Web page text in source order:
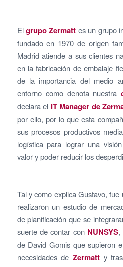
Elgrupo Zermatt es un grupo
fundado en 1970 de origen
Madrid atiende a sus clientes
en la fabricación de embalaje
de la importancia del medio
entorno como denota nuestra
declara el IT Manager de
por ello, por lo que esta
sus procesos productivos
logística para lograr una
valor y poder reducir los
Tal y como explica Gustavo,
realizaron un estudio de
de planificación que se
suerte de contar con NUNSYS,
de David Gomis que supieron
necesidades de Zermatty